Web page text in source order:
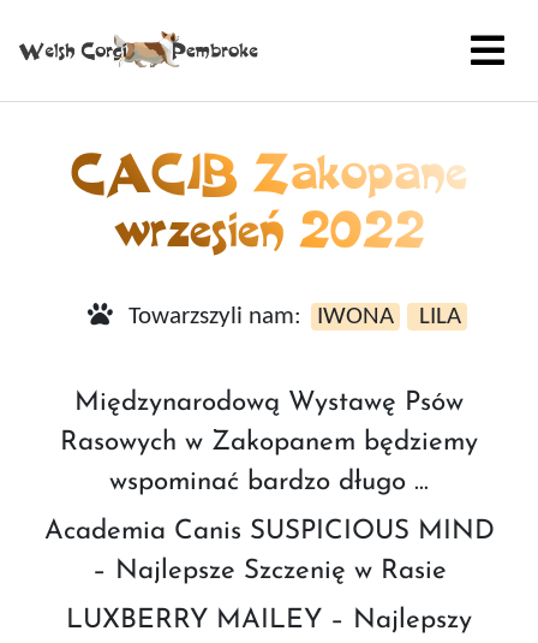
CACIB Zakopane
wrzesień 2022
Towarzszyli nam: IWONA LILA
Międzynarodową Wystawę Psów
Rasowych w Zakopanem będziemy
wspominać bardzo długo …
Academia Canis SUSPICIOUS MIND
– Najlepsze Szczenię w Rasie
LUXBERRY MAILEY – Najlepszy